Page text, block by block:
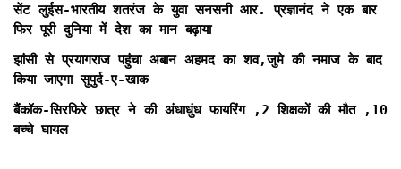
सेंट लुईस-भारतीय शतरंज के युवा सनसनी आर. प्रज्ञानंद ने एक बार
फिर पूरी दुनिया में देश का मान बढ़ाया
झांसी से प्रयागराज पहुंचा अबान अहमद का शव,जुमे की नमाज के बाद
किया जाएगा सुपुर्द-ए-खाक
बैंकॉक-सिरफिरे छात्र ने की अंधाधुंध फायरिंग ,2 शिक्षकों की मौत ,10
बच्चे घायल